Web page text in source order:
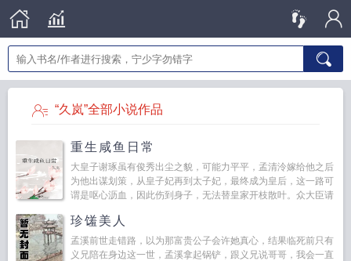
“久岚”全部小说作品
重生咸鱼日常
大皇子谢琢虽有俊秀出尘之貌，可能力平平，孟清泠嫁给他之后
为他出谋划策，从皇子妃再到太子妃，最终成为皇后，这一路可
谓是呕心沥血，因此伤到身子，无法替皇家开枝散叶。众大臣请
珍馐美人
孟溪前世走错路，以为那富贵公子会许她真心，结果临死前只有
义兄陪在身边这一世，孟溪拿起锅铲，跟义兄说哥哥，我会一直